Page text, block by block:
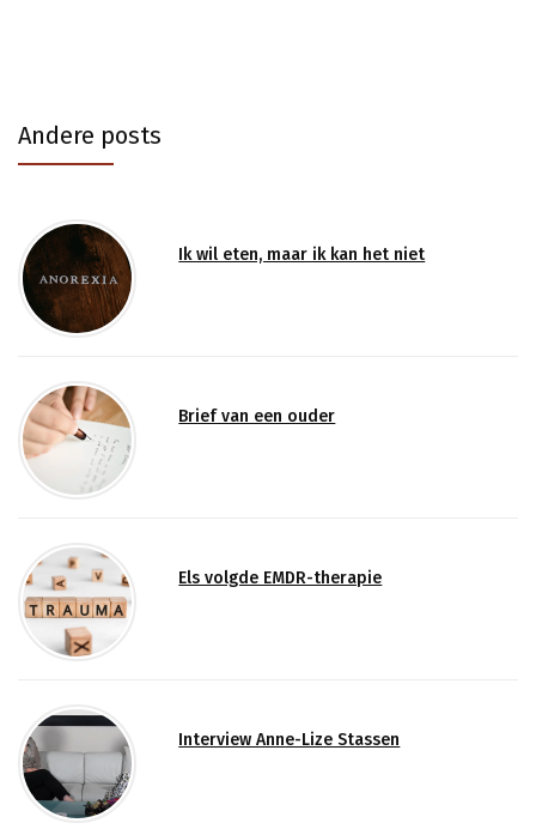
Andere posts
Ik wil eten, maar ik kan het niet
Brief van een ouder
Els volgde EMDR-therapie
Interview Anne-Lize Stassen